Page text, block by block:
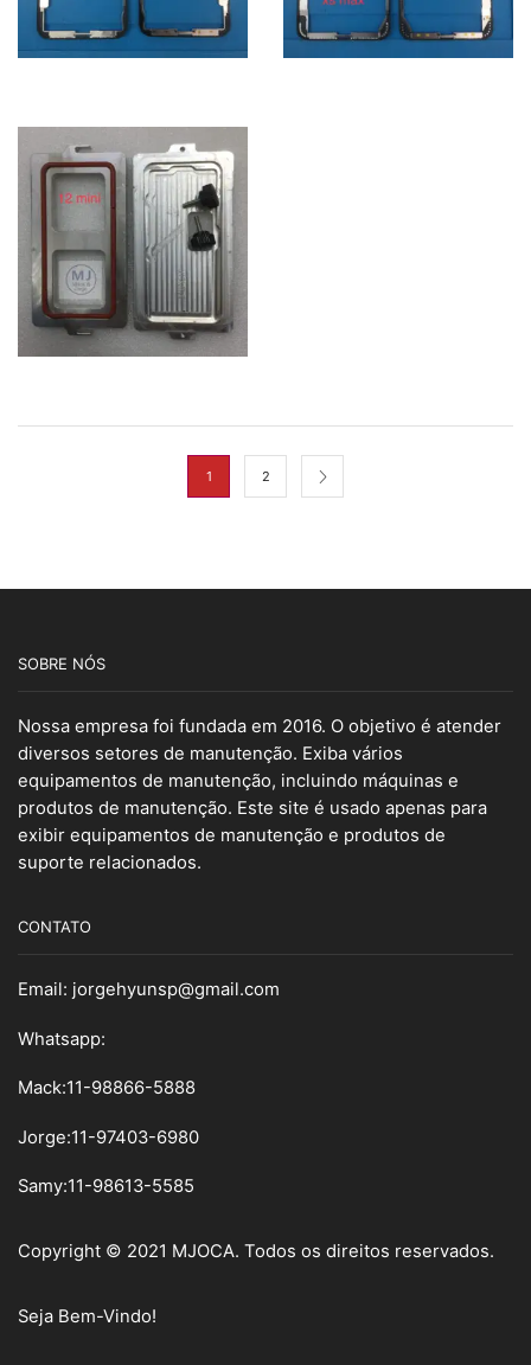
1 2
SOBRE NÓS
Nossa empresa foi fundada em 2016. O objetivo é atender
diversos setores de manutenção. Exiba vários
equipamentos de manutenção, incluindo máquinas e
produtos de manutenção. Este site é usado apenas para
exibir equipamentos de manutenção e produtos de
suporte relacionados.
CONTATO
Email: jorgehyunsp@gmail.com
Whatsapp:
Mack:11-98866-5888
Jorge:11-97403-6980
Samy:11-98613-5585
Copyright © 2021 MJOCA. Todos os direitos reservados.
Seja Bem-Vindo!